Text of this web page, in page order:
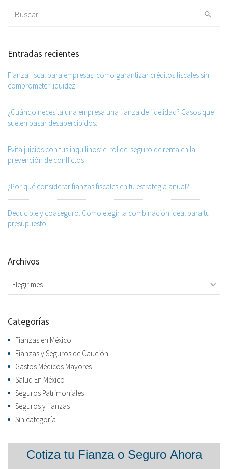
Entradas recientes
Fianza fiscal para empresas: cómo garantizar créditos fiscales sin
comprometer liquidez
¿Cuándo necesita una empresa una fianza de fidelidad? Casos que
suelen pasar desapercibidos.
Evita juicios con tus inquilinos: el rol del seguro de renta en la
prevención de conflictos
¿Por qué considerar fianzas fiscales en tu estrategia anual?
Deducible y coaseguro: Cómo elegir la combinación ideal para tu
presupuesto
Archivos
Archivos
Categorías
Fianzas en México
Fianzas y Seguros de Caución
Gastos Médicos Mayores
Salud En México
Seguros Patrimoniales
Seguros y fianzas
Sin categoría
Formulario
Cotiza tu Fianza o Seguro Ahora